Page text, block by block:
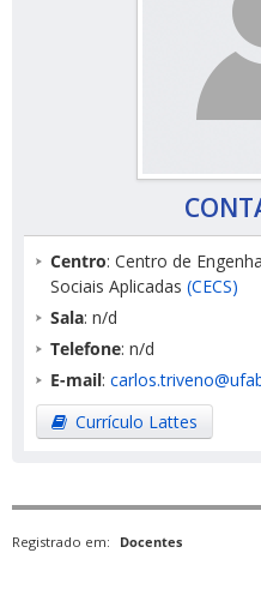
Centro: Centro de
Sociais Aplicadas (CECS)
Sala: n/d
Telefone: n/d
E-mail:
Currículo Lattes
Registrado em: Docentes